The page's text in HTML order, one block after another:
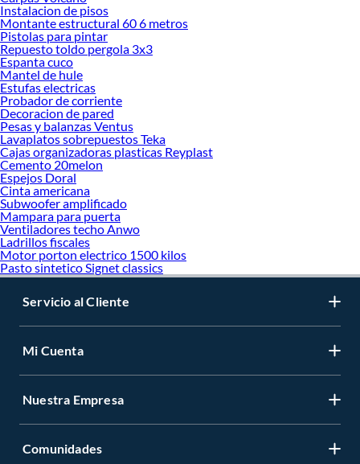
Instalacion de pisos
Montante estructural 60 6 metros
Pistolas para pintar
Repuesto toldo pergola 3x3
Espanta cuco
Mantel de hule
Estufas electricas
Probador de corriente
Decoracion de pared
Pesas y balanzas Ventus
Lavaplatos sobrepuestos Teka
Cajas organizadoras plasticas Reyplast
Cemento 20melon
Espejos Doral
Cinta americana
Subwoofer amplificado
Mampara para puerta
Ventiladores techo Anwo
Ladrillos fiscales
Motor porton electrico 1500 kilos
Pasto sintetico Signet classics
Servicio al Cliente
Mi Cuenta
Nuestra Empresa
Comunidades